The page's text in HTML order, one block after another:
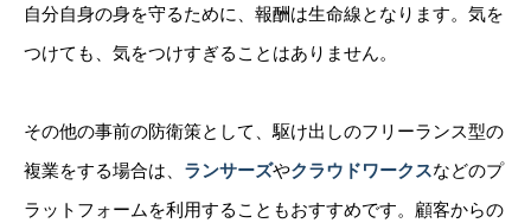
自分自身の身を守るために、報酬は生命線となります。気を
つけても、気をつけすぎることはありません。
その他の事前の防衛策として、駆け出しのフリーランス型の
複業をする場合は、 ランサーズやクラウドワークスなどのプ
ラットフォームを利用することもおすすめです。顧客からの